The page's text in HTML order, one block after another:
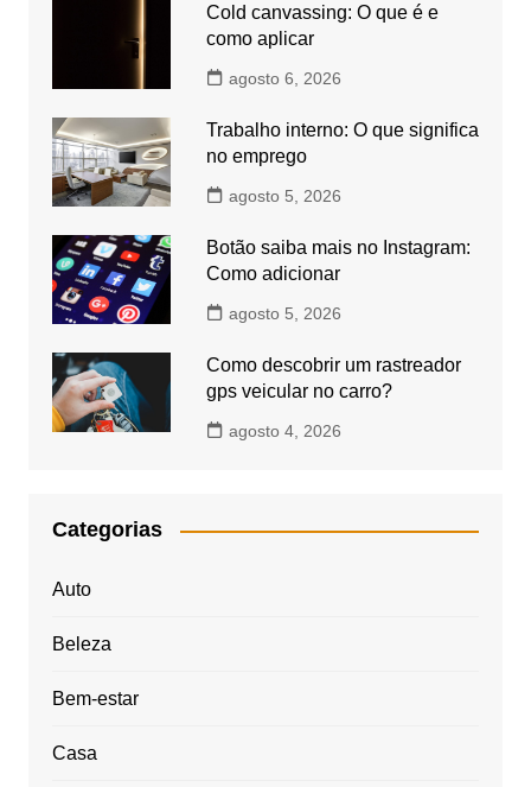
Cold canvassing: O que é e
como aplicar
agosto 6, 2026
Trabalho interno: O que significa
no emprego
agosto 5, 2026
Botão saiba mais no Instagram:
Como adicionar
agosto 5, 2026
Como descobrir um rastreador
gps veicular no carro?
agosto 4, 2026
Categorias
Auto
Beleza
Bem-estar
Casa